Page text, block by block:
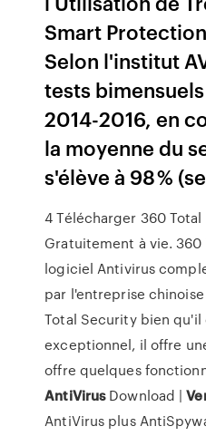
Smart
Selon l'institut
tests
2014-2016, en
la moyenne du
s'élève à 98 %
4 Télécharger 360
Gratuitement à vie.
logiciel Antivirus
par l'entreprise
Total Security bien
exceptionnel, il offre
offre quelques
AntiVirusDownload |
AntiVirus plus